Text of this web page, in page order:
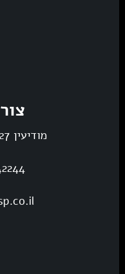
מודיעין 27, פתח תקווה